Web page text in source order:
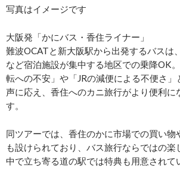
写真はイメージです
大阪発「かにバス・香住ライナー」
難波OCATと新大阪駅から出発するバスは
など宿泊施設が集中する地区での乗降OK
転への不安」や「JRの減便による不便さ
声に応え、香住へのカニ旅行がより便利に
す。
同ツアーでは、香住のかに市場での買い物
も設けられており、バス旅行ならではの楽
中で立ち寄る道の駅では特典も用意されて